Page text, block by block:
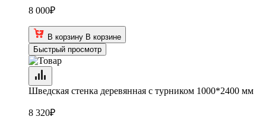
8 000₽
В корзину В корзине
Быстрый просмотр
Шведская стенка деревянная с турником 1000*2400 мм
8 320₽